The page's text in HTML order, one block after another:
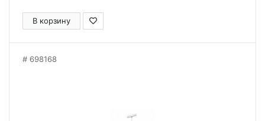
В корзину
698168